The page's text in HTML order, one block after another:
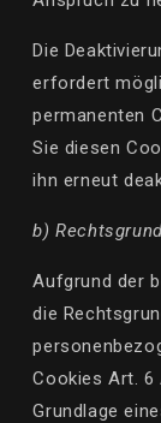
Die
erfordert
permanenten
Sie diesen
ihn erneut
b)
Aufgrund der
die
Cookies Art. 6
Grundlage